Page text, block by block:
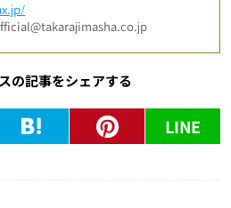
の記事をシェアする
LINE